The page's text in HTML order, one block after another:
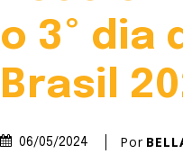
o 3º dia
Brasil
06/05/2024 Por